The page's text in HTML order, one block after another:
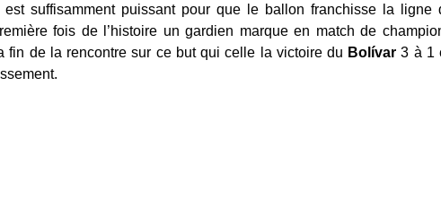
est suffisamment puissant pour que le ballon franchisse la
fois de l’histoire un gardien marque en match de
fin de la rencontre sur ce but qui celle la victoire du Bolívar 3 à 1